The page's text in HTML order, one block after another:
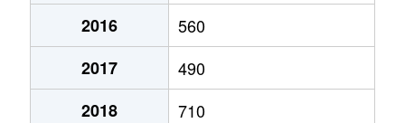
2016
560
2017
490
2018
710